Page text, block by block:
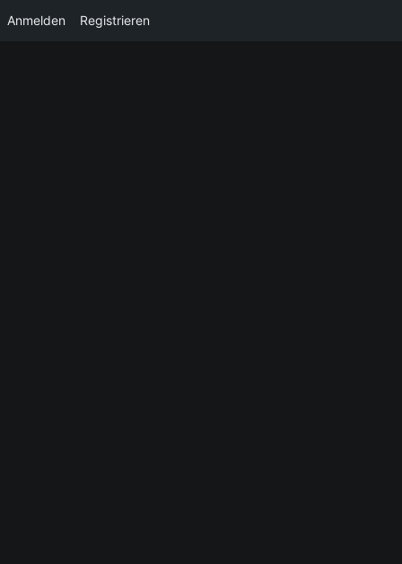
Anmelden Registrieren